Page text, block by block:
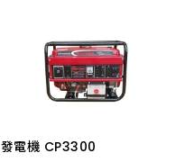
發電機 CP3300